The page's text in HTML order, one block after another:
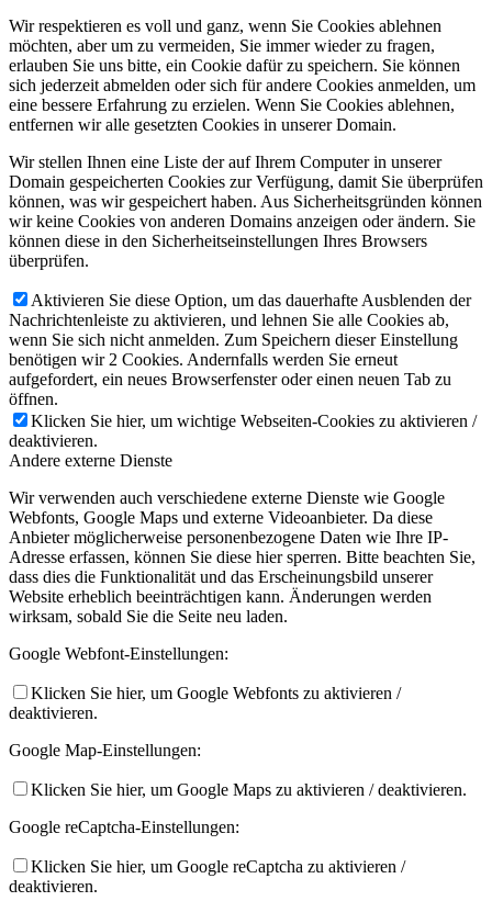
Wir respektieren es voll und ganz, wenn Sie Cookies ablehnen
möchten, aber um zu vermeiden, Sie immer wieder zu fragen,
erlauben Sie uns bitte, ein Cookie dafür zu speichern. Sie können
sich jederzeit abmelden oder sich für andere Cookies anmelden, um
eine bessere Erfahrung zu erzielen. Wenn Sie Cookies ablehnen,
entfernen wir alle gesetzten Cookies in unserer Domain.
Wir stellen Ihnen eine Liste der auf Ihrem Computer in unserer
Domain gespeicherten Cookies zur Verfügung, damit Sie überprüfen
können, was wir gespeichert haben. Aus Sicherheitsgründen können
wir keine Cookies von anderen Domains anzeigen oder ändern. Sie
können diese in den Sicherheitseinstellungen Ihres Browsers
überprüfen.
Aktivieren Sie diese Option, um das dauerhafte Ausblenden der
Nachrichtenleiste zu aktivieren, und lehnen Sie alle Cookies ab,
wenn Sie sich nicht anmelden. Zum Speichern dieser Einstellung
benötigen wir 2 Cookies. Andernfalls werden Sie erneut
aufgefordert, ein neues Browserfenster oder einen neuen Tab zu
öffnen.
Klicken Sie hier, um wichtige Webseiten-Cookies zu aktivieren /
deaktivieren.
Andere externe Dienste
Wir verwenden auch verschiedene externe Dienste wie Google
Webfonts, Google Maps und externe Videoanbieter. Da diese
Anbieter möglicherweise personenbezogene Daten wie Ihre IP-
Adresse erfassen, können Sie diese hier sperren. Bitte beachten Sie,
dass dies die Funktionalität und das Erscheinungsbild unserer
Website erheblich beeinträchtigen kann. Änderungen werden
wirksam, sobald Sie die Seite neu laden.
Google Webfont-Einstellungen:
Klicken Sie hier, um Google Webfonts zu aktivieren /
deaktivieren.
Google Map-Einstellungen:
Klicken Sie hier, um Google Maps zu aktivieren / deaktivieren.
Google reCaptcha-Einstellungen:
Klicken Sie hier, um Google reCaptcha zu aktivieren /
deaktivieren.